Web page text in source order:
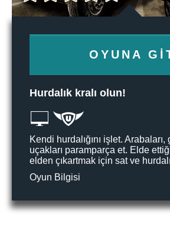
OYUNA
Hurdalık kralı olun!
Kendi hurdalığını işlet.
uçakları paramparça et. Elde
elden çıkartmak için sat ve
Oyun Bilgisi